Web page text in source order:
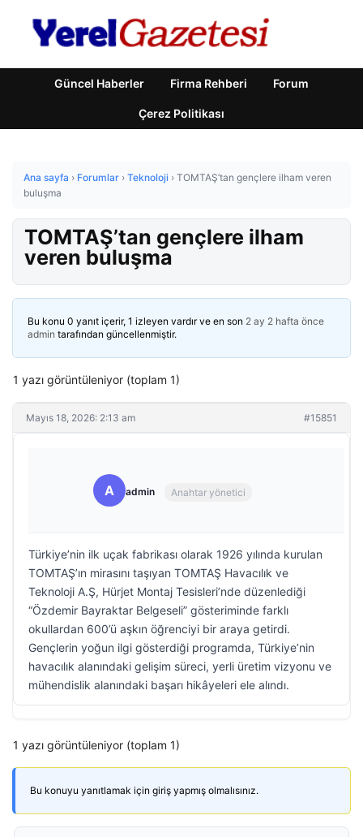
Güncel Haberler Firma Rehberi Forum
Çerez Politikası
Ana sayfa › Forumlar › Teknoloji › TOMTAŞ’tan gençlere ilham veren
buluşma
TOMTAŞ’tan gençlere ilham
veren buluşma
Bu konu 0 yanıt içerir, 1 izleyen vardır ve en son 2 ay 2 hafta önce
admin tarafından güncellenmiştir.
1 yazı görüntüleniyor (toplam 1)
Mayıs 18, 2026: 2:13 am #15851
A admin Anahtar yönetici
Türkiye’nin ilk uçak fabrikası olarak 1926 yılında kurulan
TOMTAŞ’ın mirasını taşıyan TOMTAŞ Havacılık ve
Teknoloji A.Ş, Hürjet Montaj Tesisleri’nde düzenlediği
“Özdemir Bayraktar Belgeseli” gösteriminde farklı
okullardan 600’ü aşkın öğrenciyi bir araya getirdi.
Gençlerin yoğun ilgi gösterdiği programda, Türkiye’nin
havacılık alanındaki gelişim süreci, yerli üretim vizyonu ve
mühendislik alanındaki başarı hikâyeleri ele alındı.
1 yazı görüntüleniyor (toplam 1)
Bu konuyu yanıtlamak için giriş yapmış olmalısınız.